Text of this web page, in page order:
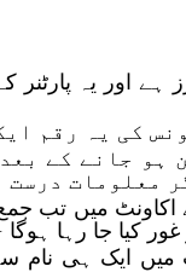
کی رقم 500 ڈآلرز ہے
ہو جانے کے
معلومات
ایفی لی اکاونٹ میں یہ 500
ایک ہی نام